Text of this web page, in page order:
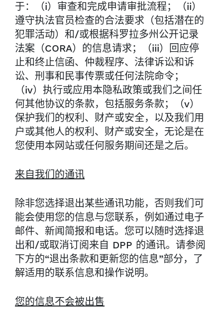
于：（i）审查和完成申请审批流程；（ii）
遵守执法官员检查的合法要求（包括潜在的
犯罪活动）和/或根据科罗拉多州公开记录
法案（CORA）的信息请求；（iii）回应停
止和终止信函、仲裁程序、法律诉讼和诉
讼、刑事和民事传票或任何法院命令；
（iv）执行或应用本隐私政策或我们之间任
何其他协议的条款，包括服务条款；（v）
保护我们的权利、财产或安全，以及我们用
户或其他人的权利、财产或安全，无论是在
您使用本网站或任何服务期间还是之后。
来自我们的通讯
除非您选择退出某些通讯功能，否则我们可
能会使用您的信息与您联系，例如通过电子
邮件、新闻简报和电话。您可以随时选择退
出和/或取消订阅来自 DPP 的通讯。请参阅
下方的“退出条款和更新您的信息”部分，了
解适用的联系信息和操作说明。
您的信息不会被出售